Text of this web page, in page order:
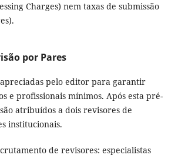
Charges) nem taxas de submissão
por Pares
apreciadas pelo editor para garantir
e profissionais mínimos. Após esta pré-
atribuídos a dois revisores de
institucionais.
de revisores: especialistas